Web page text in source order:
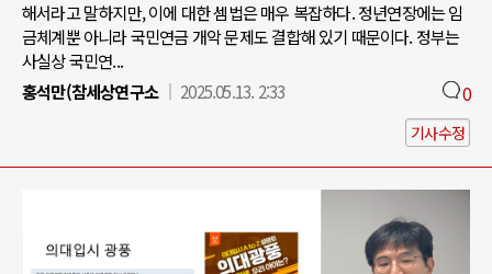
해서라고 말하지만, 이에 대한 셈법은 매우 복잡하다. 정년연장에는 임
금체계뿐 아니라 국민연금 개악 문제도 결합해 있기 때문이다. 정부는
사실상 국민연...
홍석만(참세상연구소
2025.05.13. 2:33 0
기사수정